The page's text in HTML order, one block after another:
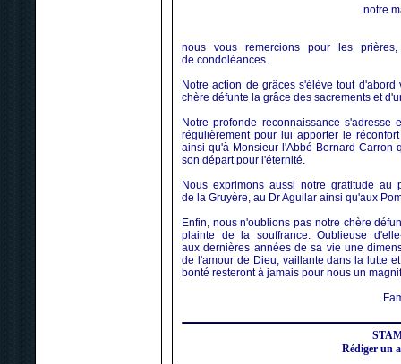
notre
nous vous remercions pour les
de condoléances.
Notre action de grâces s'élève tout
chère défunte la grâce des sacrements et
Notre profonde reconnaissance
régulièrement pour lui apporter le
ainsi qu'à Monsieur l'Abbé Bernard Carron
son départ pour l'éternité.
Nous exprimons aussi notre gratitude
de la Gruyère, au Dr Aguilar ainsi qu'aux
Enfin, nous n'oublions pas notre chère
plainte de la souffrance. Oublieuse
aux dernières années de sa vie une
de l'amour de Dieu, vaillante dans la lutte
bonté resteront à jamais pour nous un
Famille Conus,
Rédiger un